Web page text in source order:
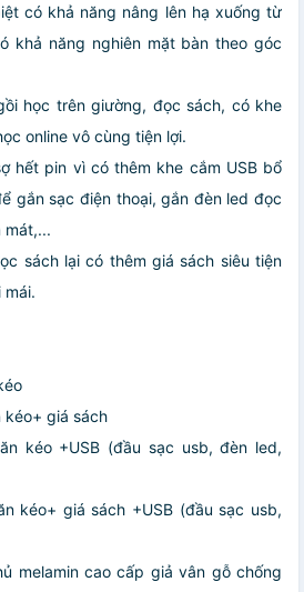
có khả năng nâng lên hạ xuống từ
khả năng nghiên mặt bàn theo góc
học trên giường, đọc sách, có khe
online vô cùng tiện lợi.
hết pin vì có thêm khe cắm USB bổ
gắn sạc điện thoại, gắn đèn led đọc
mát,...
sách lại có thêm giá sách siêu tiện
kéo+ giá sách
kéo +USB (đầu sạc usb, đèn led,
kéo+ giá sách +USB (đầu sạc usb,
melamin cao cấp giả vân gỗ chống